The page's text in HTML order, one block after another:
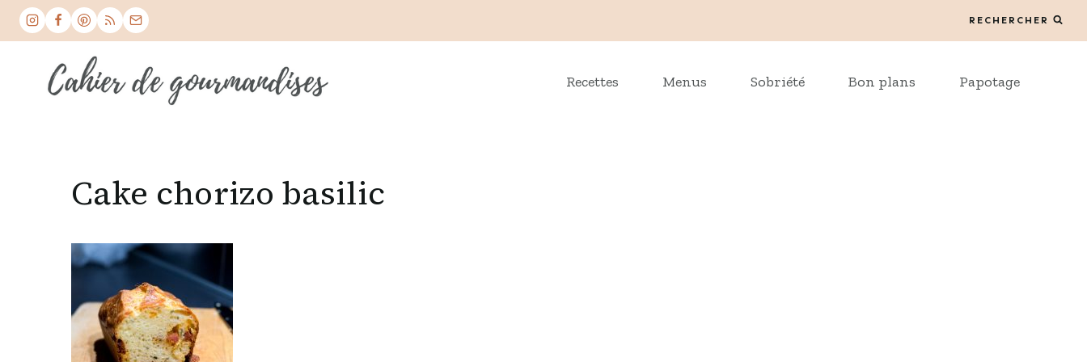
Skip
RECHERCHER
Recettes Menus Sobriété Bon plans Papotage
Cake chorizo basilic